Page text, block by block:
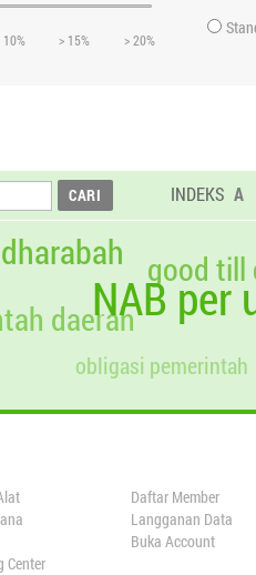
10% > 15% > 20%
INDEKS A
NAB per
obligasi pemerintah
daerah
good till
Center
Daftar Member
Langganan Data
Buka Account